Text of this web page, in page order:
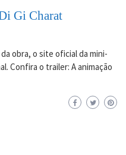
Gi Charat
obra, o site oficial da mini-
Confira o trailer: A animação